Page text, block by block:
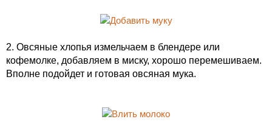
2. Овсяные хлопья измельчаем в блендере или
кофемолке, добавляем в миску, хорошо перемешиваем.
Вполне подойдет и готовая овсяная мука.